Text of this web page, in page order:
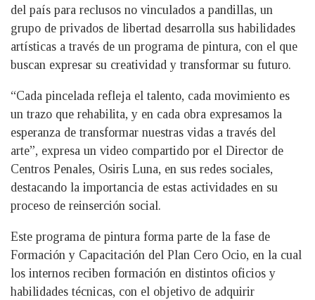
del país para reclusos no vinculados a pandillas, un
grupo de privados de libertad desarrolla sus habilidades
artísticas a través de un programa de pintura, con el que
buscan expresar su creatividad y transformar su futuro.
“Cada pincelada refleja el talento, cada movimiento es
un trazo que rehabilita, y en cada obra expresamos la
esperanza de transformar nuestras vidas a través del
arte”, expresa un video compartido por el Director de
Centros Penales, Osiris Luna, en sus redes sociales,
destacando la importancia de estas actividades en su
proceso de reinserción social.
Este programa de pintura forma parte de la fase de
Formación y Capacitación del Plan Cero Ocio, en la cual
los internos reciben formación en distintos oficios y
habilidades técnicas, con el objetivo de adquirir